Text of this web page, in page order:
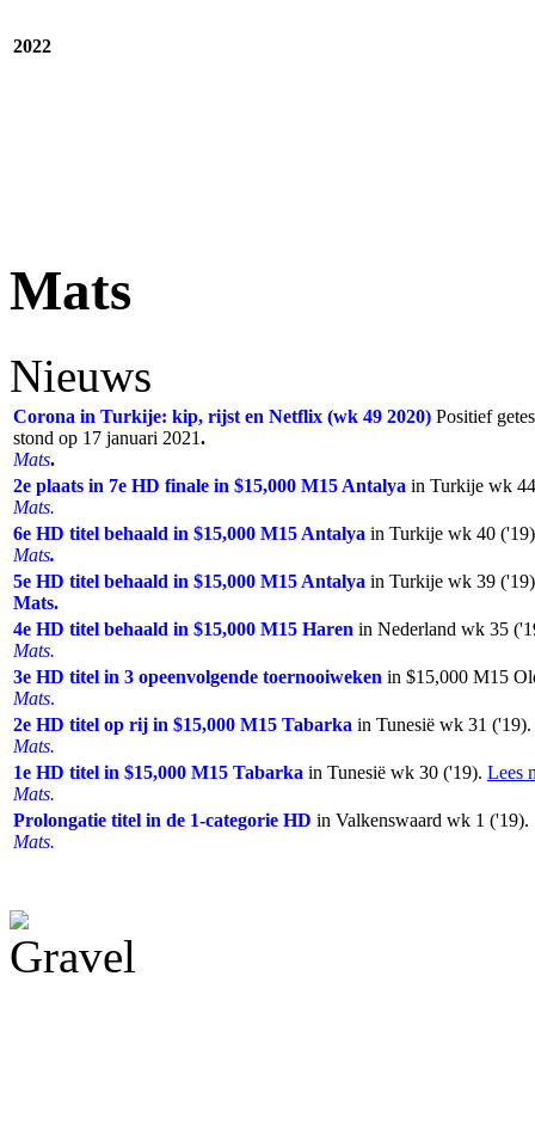
2022
Mats
Nieuws
Corona in Turkije: kip, rijst en Netflix (wk 49 2020) Positief
stond op 17 januari 2021.
Mats.
2e plaats in 7e HD finale in $15,000 M15 Antalya in Turkije wk
Mats.
6e HD titel behaald in $15,000 M15 Antalya in Turkije wk 40
Mats.
5e HD titel behaald in $15,000 M15 Antalya in Turkije wk 39
Mats.
4e HD titel behaald in $15,000 M15 Haren in Nederland wk 35
Mats.
3e HD titel in 3 opeenvolgende toernooiweken in $15,000 M15
Mats.
2e HD titel op rij in $15,000 M15 Tabarka in Tunesië wk 31 ('19).
Mats.
1e HD titel in $15,000 M15 Tabarka in Tunesië wk 30 ('19). Lees
Mats.
Prolongatie titel in de 1-categorie HD in Valkenswaard wk 1 ('19).
Mats.